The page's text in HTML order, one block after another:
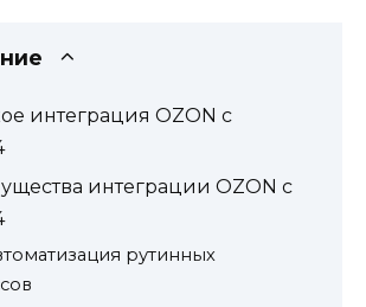
интеграция OZON с
интеграции OZON с
рутинных